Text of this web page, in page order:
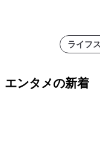
ライフ
エンタメの新着